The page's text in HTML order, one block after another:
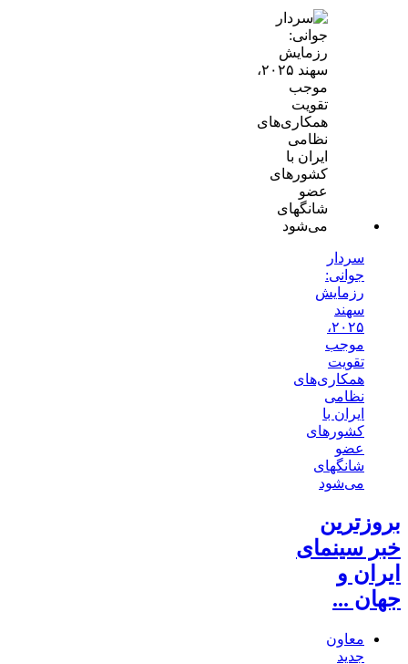
سردار
جوانی:
رزمایش
سهند
۲۰۲۵،
موجب
تقویت
همکاری‌های
نظامی
ایران با
کشور‌های
عضو
شانگهای
می‌شود
بروزترین
خبر سینمای
ایران و
جهان ...
معاون
جدید